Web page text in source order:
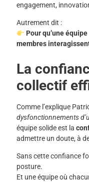
engagement,
Autrement dit :
Pour qu’une
membres
La
collectif
Comme l’explique
dysfonctionnements
équipe solide est la
admettre un doute, à
Sans cette confiance
posture.
Et une équipe où